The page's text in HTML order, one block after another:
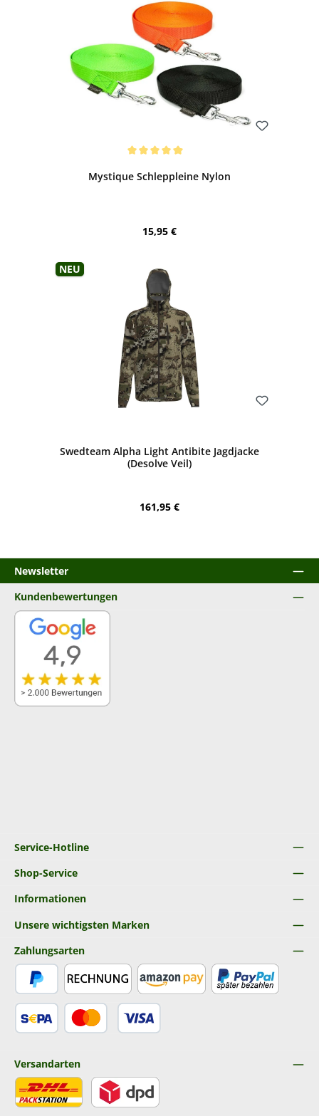
Mystique Schleppleine Nylon
Regulärer Preis:
15,95 €
Neu
Swedteam Alpha Light Antibite Jagdjacke
(Desolve Veil)
Regulärer Preis:
161,95 €
Newsletter
Service-Hotline
Shop-Service
Informationen
Unsere wichtigsten Marken
Kundenbewertungen
Zahlungsarten
Versandarten